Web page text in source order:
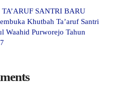
SANTRI BARU
Khutbah Ta’aruf Santri
Waahid Purworejo Tahun